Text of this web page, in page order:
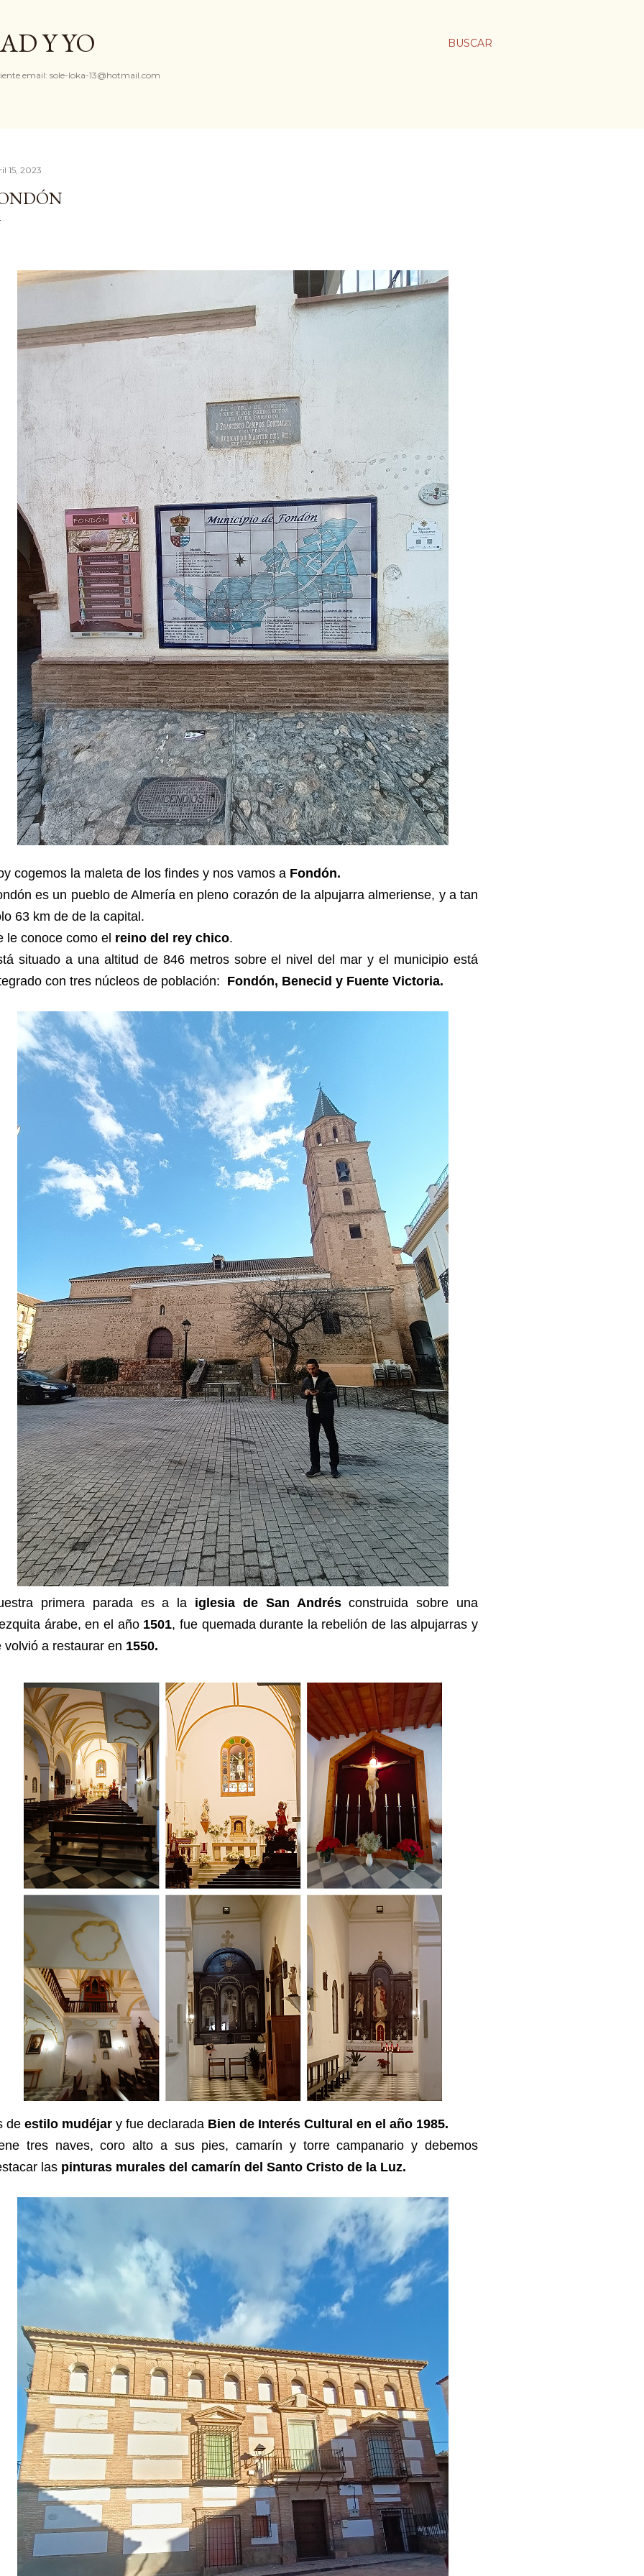
BUSCAR
Y YO
email: sole-loka-13@hotmail.com
15, 2023
cogemos la maleta de los findes y nos vamos a Fondón.
es un pueblo de Almería en pleno corazón de la alpujarra almeriense, y a tan
63 km de de la capital.
le conoce como el reino del rey chico.
situado a una altitud de 846 metros sobre el nivel del mar y el municipio está
con tres núcleos de población: Fondón, Benecid y Fuente Victoria.
primera parada es a la iglesia de San Andrésconstruida sobre una
árabe, en el año 1501, fue quemada durante la rebelión de las alpujarras y
volvió a restaurar en 1550.
de estilo mudéjar y fue declarada Bien de Interés Cultural en el año 1985.
tres naves, coro alto a sus pies, camarín y torre campanario y debemos
las pinturas murales del camarín del Santo Cristo de la Luz.